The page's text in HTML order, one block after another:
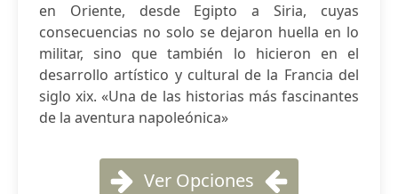
en Oriente, desde Egipto a Siria, cuyas
consecuencias no solo se dejaron huella en lo
militar, sino que también lo hicieron en el
desarrollo artístico y cultural de la Francia del
siglo xix. «Una de las historias más fascinantes
de la aventura napoleónica»
Ver Opciones